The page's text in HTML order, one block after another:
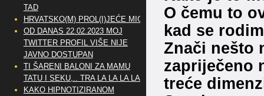
O čemu to
kad se
Znači nešto
zapriječeno
treće
TAD
HRVATSKO(M) PROL(I)JEĆE MIG
OD DANAS 22.02.2023 MOJ
TWITTER PROFIL VIŠE NIJE
JAVNO DOSTUPAN
TI ŠARENI BALONI ZA MAMU
TATU I SEKU,.. TRA LA LA LA LA
KAKO HIPNOTIZIRANOM